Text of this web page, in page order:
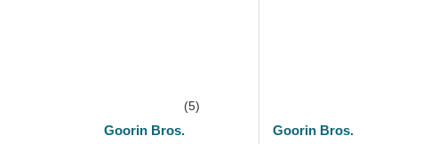
(5)
Goorin Bros.
Goorin Bros.